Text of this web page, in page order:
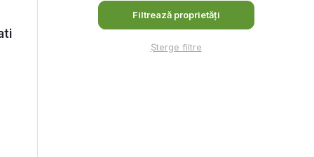
Șterge filtre